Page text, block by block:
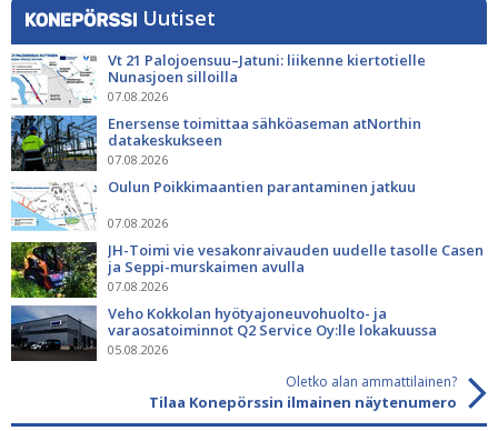
Uutiset
Vt 21 Palojoensuu–Jatuni: liikenne kiertotielle
Nunasjoen silloilla
07.08.2026
Enersense toimittaa sähköaseman atNorthin
datakeskukseen
07.08.2026
Oulun Poikkimaantien parantaminen jatkuu
07.08.2026
JH-Toimi vie vesakonraivauden uudelle tasolle Casen
ja Seppi-murskaimen avulla
07.08.2026
Veho Kokkolan hyötyajoneuvohuolto- ja
varaosatoiminnot Q2 Service Oy:lle lokakuussa
05.08.2026
Oletko alan ammattilainen?
Tilaa Konepörssin ilmainen näytenumero